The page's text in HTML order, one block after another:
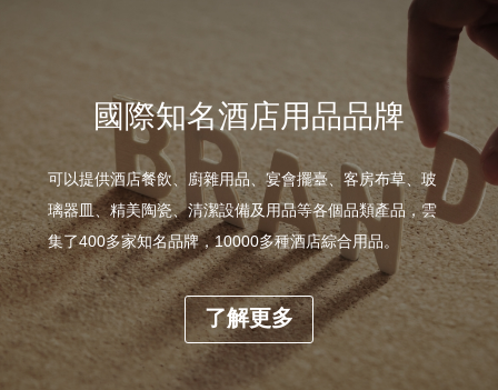
國際知名酒店用品品牌
可以提供酒店餐飲、廚雜用品、宴會擺臺、客房布草、玻
璃器皿、精美陶瓷、清潔設備及用品等各個品類產品，雲
集了400多家知名品牌，10000多種酒店綜合用品。
了解更多